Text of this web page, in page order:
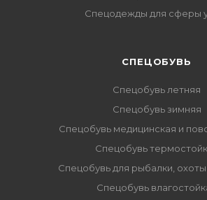
Спецодежды для сферы
CПЕЦОБУВЬ
Спецобувь летняя
Спецобувь зимняя
Спецобувь медицинская и
Спецобувь
Спецобувь для рыбалки, охоты
Спецобувь